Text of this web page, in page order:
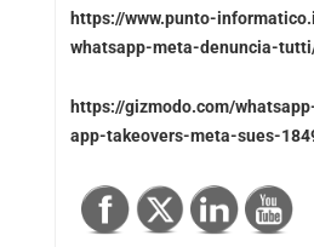
https://www.punto-
whatsapp-meta-denuncia-
https://gizmodo.com/
app-takeovers-meta-sues-